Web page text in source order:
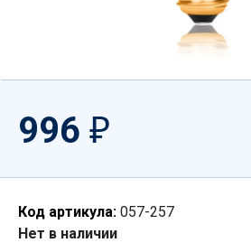
996 ₽
Код артикула: 057-257
Нет в наличии